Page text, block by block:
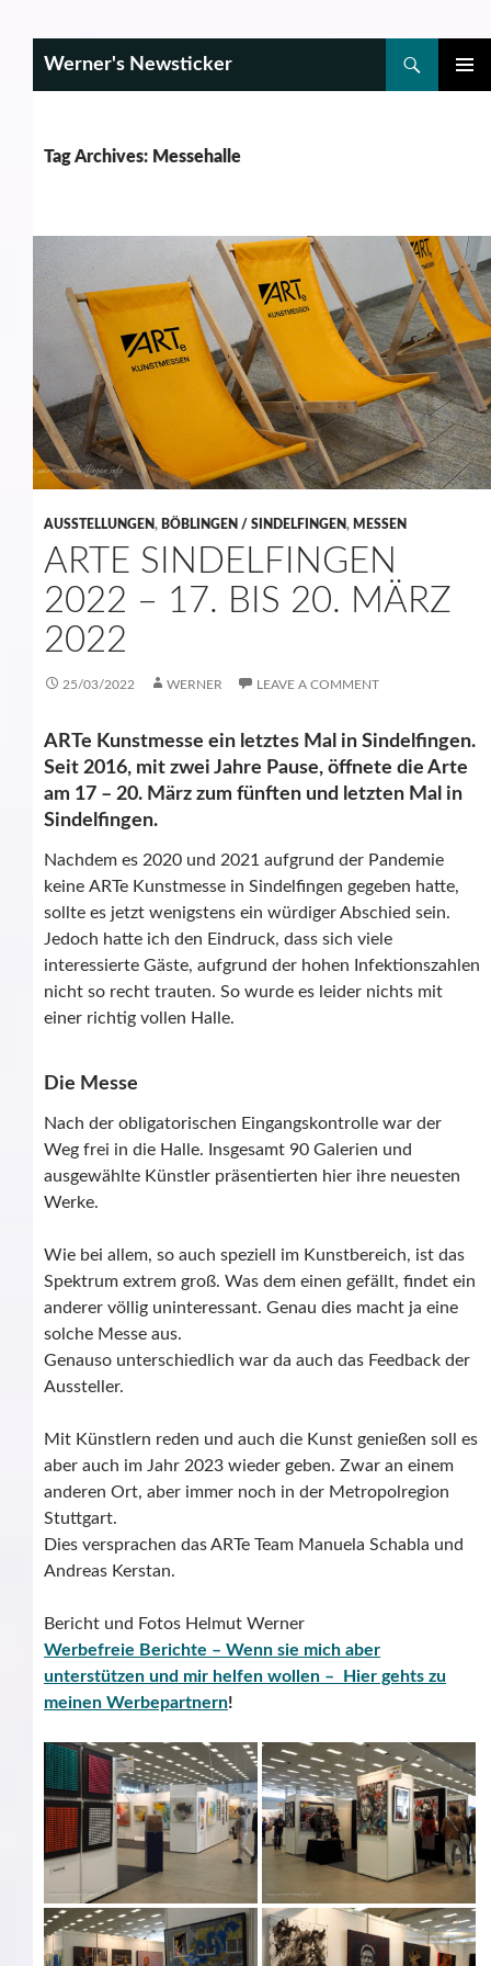
Werner's Newsticker
Tag Archives: Messehalle
AUSSTELLUNGEN, BÖBLINGEN / SINDELFINGEN, MESSEN
ARTE SINDELFINGEN
2022 – 17. BIS 20. MÄRZ
2022
25/03/2022 WERNER LEAVE A COMMENT
ARTe Kunstmesse ein letztes Mal in Sindelfingen.
Seit 2016, mit zwei Jahre Pause, öffnete die Arte
am 17 – 20. März zum fünften und letzten Mal in
Sindelfingen.
Nachdem es 2020 und 2021 aufgrund der Pandemie
keine ARTe Kunstmesse in Sindelfingen gegeben hatte,
sollte es jetzt wenigstens ein würdiger Abschied sein.
Jedoch hatte ich den Eindruck, dass sich viele
interessierte Gäste, aufgrund der hohen Infektionszahlen
nicht so recht trauten. So wurde es leider nichts mit
einer richtig vollen Halle.
Die Messe
Nach der obligatorischen Eingangskontrolle war der
Weg frei in die Halle. Insgesamt 90 Galerien und
ausgewählte Künstler präsentierten hier ihre neuesten
Werke.
Wie bei allem, so auch speziell im Kunstbereich, ist das
Spektrum extrem groß. Was dem einen gefällt, findet ein
anderer völlig uninteressant. Genau dies macht ja eine
solche Messe aus.
Genauso unterschiedlich war da auch das Feedback der
Aussteller.
Mit Künstlern reden und auch die Kunst genießen soll es
aber auch im Jahr 2023 wieder geben. Zwar an einem
anderen Ort, aber immer noch in der Metropolregion
Stuttgart.
Dies versprachen das ARTe Team Manuela Schabla und
Andreas Kerstan.
Bericht und Fotos Helmut Werner
Werbefreie Berichte – Wenn sie mich aber
unterstützen und mir helfen wollen – Hier gehts zu
meinen Werbepartnern!